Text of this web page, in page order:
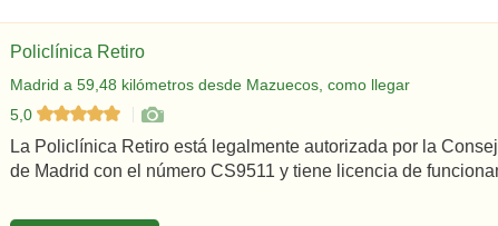
Policlínica Retiro
Madrid a 59,48 kilómetros desde Mazuecos, como llegar
5,0
La Policlínica Retiro está legalmente autorizada por la
de Madrid con el número CS9511 y tiene licencia de